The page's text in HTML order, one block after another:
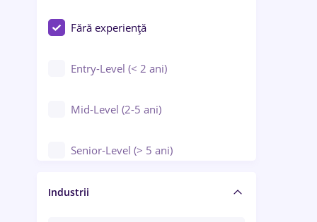
Fără experiență
Entry-Level (< 2 ani)
Mid-Level (2-5 ani)
Senior-Level (> 5 ani)
Manager / Executiv
Industrii